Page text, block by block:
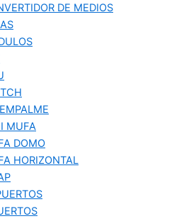
DE MEDIOS
MUFA
DOMO
HORIZONTAL